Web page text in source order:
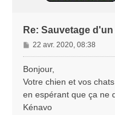
Re: Sauvetage
M
e
s
g
e
22 avr. 2020, 08:38
Bonjour,
Votre chien et vos
en espérant que ça ne
Kénavo